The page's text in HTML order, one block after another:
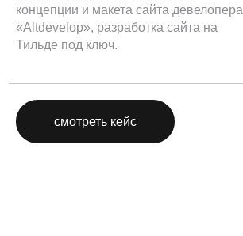
концепции и макета сайта девелопера
«Altdevelop», разработка сайта на
Тильде под ключ.
смотреть кейс